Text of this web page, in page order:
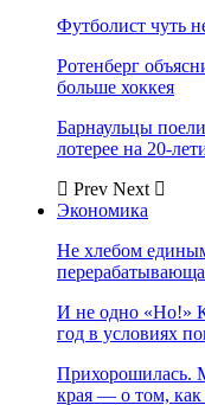
Футболист чуть
Ротенберг
больше хоккея
Барнаульцы
лотерее на 20-
Prev Next
Экономика
Не хлебом
И не одно «Но!»
год в условиях
Прихорошилась.
края — о том,